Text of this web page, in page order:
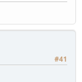
#41